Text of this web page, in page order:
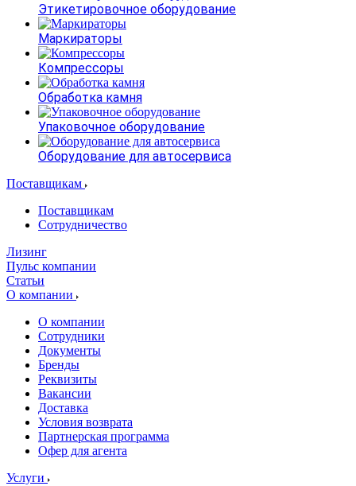
Этикетировочное оборудование
Маркираторы
Компрессоры
Обработка камня
Упаковочное оборудование
Оборудование для автосервиса
Поставщикам
Поставщикам
Сотрудничество
Лизинг
Пульс компании
Статьи
О компании
О компании
Сотрудники
Документы
Бренды
Реквизиты
Вакансии
Доставка
Условия возврата
Партнерская программа
Офер для агента
Услуги